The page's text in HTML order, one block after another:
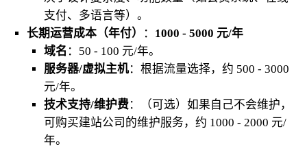
支付、多语言等）。
长期运营成本（年付）
： 1000 - 5000 元/年
域名 ：50 - 100 元/年。
服务器/虚拟主机：根据流量选择，约 500 - 3000
元/年。
技术支持/维护费：（可选）如果自己不会维护，
可购买建站公司的维护服务，约 1000 - 2000 元/
年。